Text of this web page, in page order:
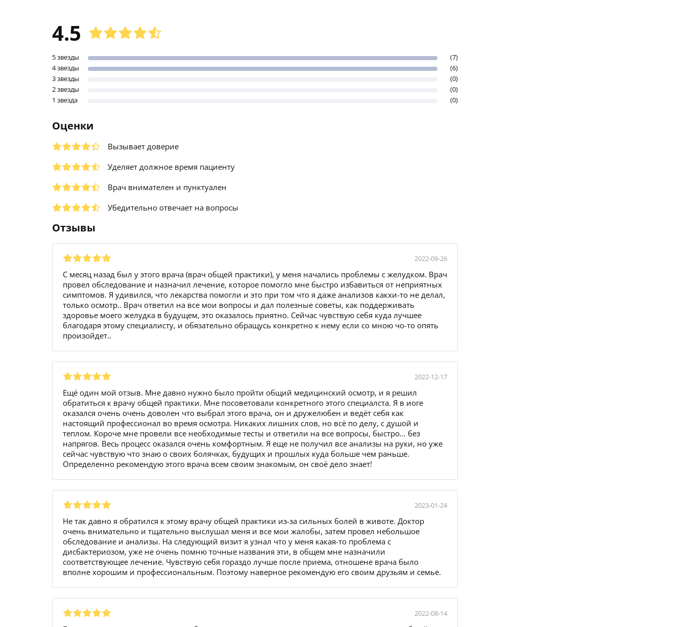
4.5
5 звезды
(7)
4 звезды
(6)
3 звезды
(0)
2 звезды
(0)
1 звезда
(0)
Оценки
Вызывает доверие
Уделяет должное время пациенту
Врач внимателен и пунктуален
Убедительно отвечает на вопросы
Отзывы
2022-09-26
С месяц назад был у этого врача (врач общей практики), у меня начались проблемы с желудком. Врач
провел обследование и назначил лечение, которое помогло мне быстро избавиться от неприятных
симптомов. Я удивился, что лекарства помогли и это при том что я даже анализов какхи-то не делал,
только осмотр.. Врач ответил на все мои вопросы и дал полезные советы, как поддерживать
здоровье моего желудка в будущем, это оказалось приятно. Сейчас чувствую себя куда лучшее
благодаря этому специалисту, и обязательно обращусь конкретно к нему если со мною чо-то опять
произойдет..
2022-12-17
Ещё один мой отзыв. Мне давно нужно было пройти общий медицинский осмотр, и я решил
обратиться к врачу общей практики. Мне посоветовали конкретного этого специалста. Я в иоге
оказался очень очень доволен что выбрал этого врача, он и дружелюбен и ведёт себя как
настоящий профессионал во время осмотра. Никаких лишних слов, но всё по делу, с душой и
теплом. Короче мне провели все необходимые тесты и ответили на все вопросы, быстро… без
напрягов. Весь процесс оказался очень комфортным. Я еще не получил все анализы на руки, но уже
сейчас чувствую что знаю о своих болячках, будущих и прошлых куда больше чем раньше.
Определенно рекомендую этого врача всем своим знакомым, он своё дело знает!
2023-01-24
Не так давно я обратился к этому врачу общей практики из-за сильных болей в животе. Доктор
очень внимательно и тщательно выслушал меня и все мои жалобы, затем провел небольшое
обследование и анализы. На следующий визит я узнал что у меня какая-то проблема с
дисбактериозом, уже не очень помню точные названия эти, в общем мне назначили
соответствующее лечение. Чувствую себя гораздо лучше после приема, отношене врача было
вполне хорошим и профессиональным. Поэтому наверное рекомендую его своим друзьям и семье.
2022-08-14